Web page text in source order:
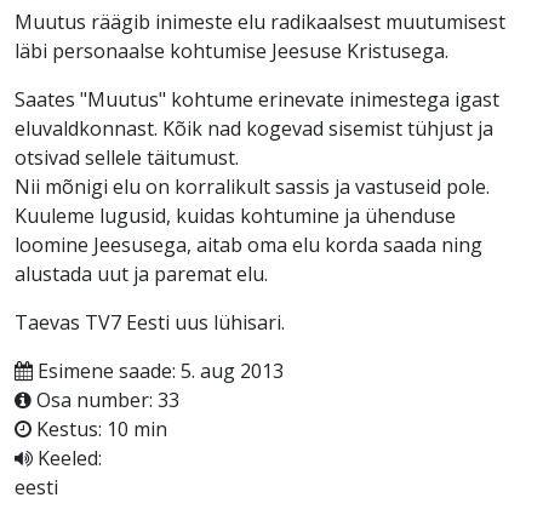
Muutus räägib inimeste elu radikaalsest muutumisest
läbi personaalse kohtumise Jeesuse Kristusega.
Saates "Muutus" kohtume erinevate inimestega igast
eluvaldkonnast. Kõik nad kogevad sisemist tühjust ja
otsivad sellele täitumust.
Nii mõnigi elu on korralikult sassis ja vastuseid pole.
Kuuleme lugusid, kuidas kohtumine ja ühenduse
loomine Jeesusega, aitab oma elu korda saada ning
alustada uut ja paremat elu.
Taevas TV7 Eesti uus lühisari.
Esimene saade: 5. aug 2013
Osa number: 33
Kestus: 10 min
Keeled:
eesti